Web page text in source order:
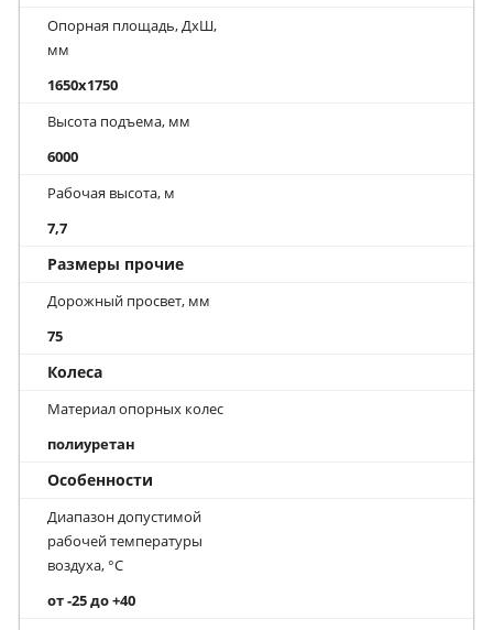
Опорная площадь, ДхШ,
мм
1650x1750
Высота подъема, мм
6000
Рабочая высота, м
7,7
Размеры прочие
Дорожный просвет, мм
75
Колеса
Материал опорных колес
полиуретан
Особенности
Диапазон допустимой
рабочей температуры
воздуха, °С
от -25 до +40